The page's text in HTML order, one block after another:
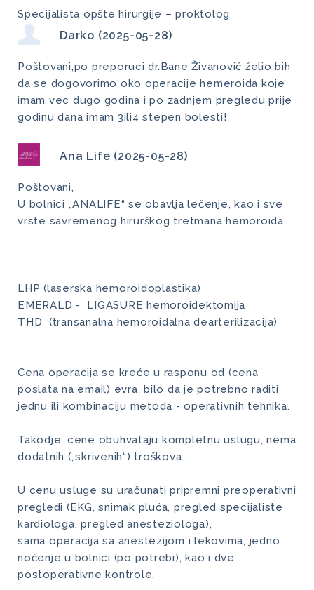
Specijalista opšte hirurgije – proktolog
Darko (2025-05-28)
Poštovani,po preporuci dr.Bane Živanović želio bih
da se dogovorimo oko operacije hemeroida koje
imam vec dugo godina i po zadnjem pregledu prije
godinu dana imam 3ili4 stepen bolesti!
Ana Life (2025-05-28)
Poštovani,
U bolnici „ANALIFE“ se obavlja lečenje, kao i sve
vrste savremenog hirurškog tretmana hemoroida.
LHP (laserska hemoroidoplastika)
EMERALD - LIGASURE hemoroidektomija
THD (transanalna hemoroidalna dearterilizacija)
Cena operacija se kreće u rasponu od (cena
poslata na email) evra, bilo da je potrebno raditi
jednu ili kombinaciju metoda - operativnih tehnika.
Takodje, cene obuhvataju kompletnu uslugu, nema
dodatnih („skrivenih“) troškova.
U cenu usluge su uračunati pripremni preoperativni
pregledi (EKG, snimak pluća, pregled specijaliste
kardiologa, pregled anesteziologa),
sama operacija sa anestezijom i lekovima, jedno
noćenje u bolnici (po potrebi), kao i dve
postoperativne kontrole.